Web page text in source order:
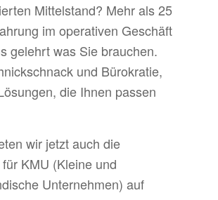
Mittelstand? Mehr als 25
im operativen Geschäft
gelehrt was Sie brauchen.
und Bürokratie,
die Ihnen passen
wir jetzt auch die
KMU (Kleine und
Unternehmen) auf